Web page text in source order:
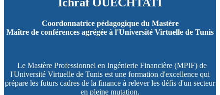
Coordonnatrice pédagogique du Mastère
Maître de conférences agrégée à l'Université Virtuelle de Tunis
Le Mastère Professionnel en Ingénierie Financière (MPIF) de
l'Université Virtuelle de Tunis est une formation d'excellence qui
prépare les futurs cadres de la finance à relever les défis d'un secteur
en pleine mutation.